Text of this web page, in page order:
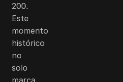
200.
Este
momento
histórico
no
solo
marca